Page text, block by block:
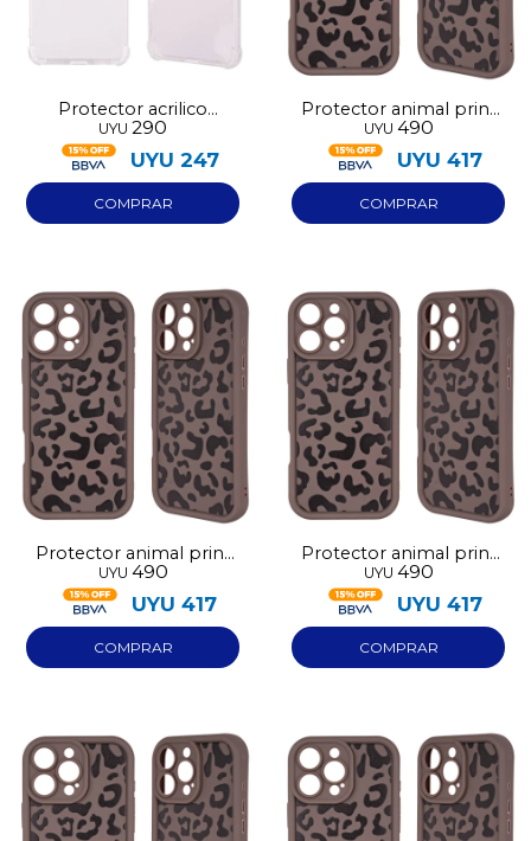
Protector acrilico
transparente Iphone
16e
UYU 290
UYU 247
Protector animal print
marrón Iphone 13
UYU 490
UYU 417
Protector animal print
marrón Iphone 14
UYU 490
UYU 417
Protector animal print
marrón Iphone 15
UYU 490
UYU 417